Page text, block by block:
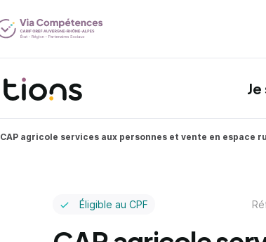
Je
CAP agricole services aux personnes et vente en espace
Éligible au CPF